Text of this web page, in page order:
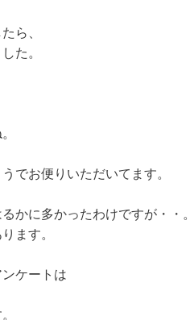
ら、
た。
でお便りいただいてます。
かに多かったわけですが・・。
ます。
ケートは